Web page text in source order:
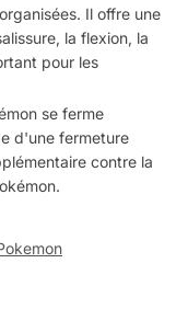
Il offre une
la flexion, la
pour les
se ferme
d'une fermeture
contre la